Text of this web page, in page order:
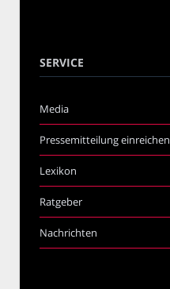
SERVICE
Media
Pressemitteilung einreichen
Lexikon
Ratgeber
Nachrichten